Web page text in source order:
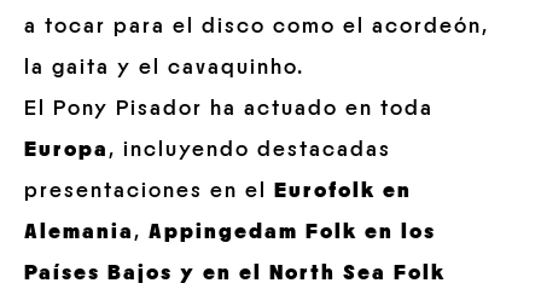
a tocar para el disco como el acordeón,
la gaita y el cavaquinho.
El Pony Pisador ha actuado en toda
Europa , incluyendo destacadas
presentaciones en el
Eurofolk en
Alemania , Appingedam Folk en los
Países Bajos y en el North Sea Folk